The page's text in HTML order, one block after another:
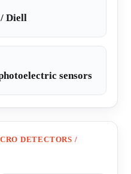
Diell
sensors
DETECTORS /